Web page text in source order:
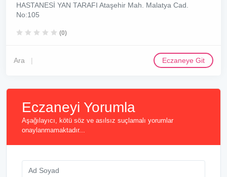
HASTANESİ YAN TARAFI Ataşehir Mah. Malatya Cad.
No:105
(0)
Ara Eczaneye Git
Eczaneyi Yorumla
Aşağılayıcı, kötü söz ve asılsız suçlamalı yorumlar
onaylanmamaktadır...